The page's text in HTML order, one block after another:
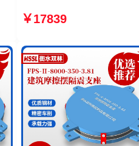
厂 建筑摩擦摆隔震支座
支座FPSII-6000-300-3.48
头工厂
￥17839